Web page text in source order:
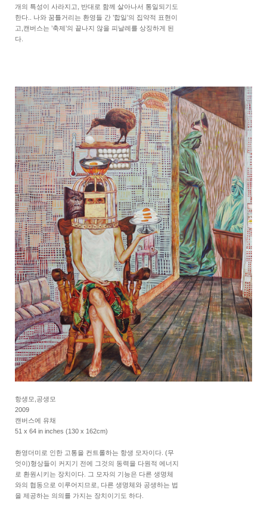
개의 특성이 사라지고, 반대로 함께 살아나서 통일되기도
한다.. 나와 꿈틀거리는 환영들 간 ’합일’의 집약적 표현이
고,캔버스는 ’축제’의 끝나지 않을 피날레를 상징하게 된
다.
항생모,공생모
2009
캔버스에 유채
51 x 64 in inches (130 x 162cm)
환영더미로 인한 고통을 컨트롤하는 항생 모자이다. (무
엇이)형상들이 커지기 전에 그것의 동력을 다원적 에너지
로 환원시키는 장치이다. 그 모자의 기능은 다른 생명체
와의 협동으로 이루어지므로, 다른 생명체와 공생하는 법
을 제공하는 의의를 가지는 장치이기도 하다.